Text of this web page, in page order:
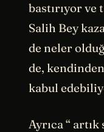
bastırıyor ve
Salih Bey
de neler
de,
kabul
Ayrıca “